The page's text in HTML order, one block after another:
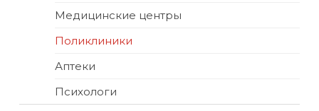
Медицинские центры
Поликлиники
Аптеки
Психологи